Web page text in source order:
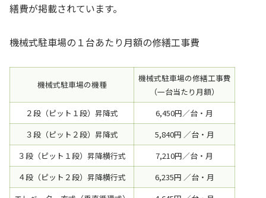
繕費が掲載されています。
機械式駐車場の１台あたり月額の修繕工事費
機械式駐車場の機種
機械式駐車場の修繕工事費
（一台当たり月額）
２段（ピット１段）昇降式
6,450円／台・月
３段（ピット２段）昇降式
5,840円 ／台・月
３段（ピット１段）昇降横行式
7,210円／台・月
４段（ピット２段）昇降横行式
6,235円 ／台・月